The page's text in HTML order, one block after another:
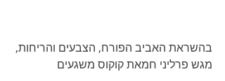
בהשראת האביב הפורח, הצבעים והריחות,
מגש פרליני חמאת קוקוס משגעים